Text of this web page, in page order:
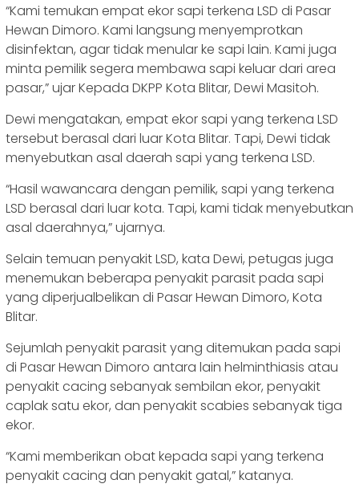
“Kami temukan empat ekor sapi terkena LSD di Pasar
Hewan Dimoro. Kami langsung menyemprotkan
disinfektan, agar tidak menular ke sapi lain. Kami juga
minta pemilik segera membawa sapi keluar dari area
pasar,” ujar Kepada DKPP Kota Blitar, Dewi Masitoh.
Dewi mengatakan, empat ekor sapi yang terkena LSD
tersebut berasal dari luar Kota Blitar. Tapi, Dewi tidak
menyebutkan asal daerah sapi yang terkena LSD.
“Hasil wawancara dengan pemilik, sapi yang terkena
LSD berasal dari luar kota. Tapi, kami tidak menyebutkan
asal daerahnya,” ujarnya.
Selain temuan penyakit LSD, kata Dewi, petugas juga
menemukan beberapa penyakit parasit pada sapi
yang diperjualbelikan di Pasar Hewan Dimoro, Kota
Blitar.
Sejumlah penyakit parasit yang ditemukan pada sapi
di Pasar Hewan Dimoro antara lain helminthiasis atau
penyakit cacing sebanyak sembilan ekor, penyakit
caplak satu ekor, dan penyakit scabies sebanyak tiga
ekor.
“Kami memberikan obat kepada sapi yang terkena
penyakit cacing dan penyakit gatal,” katanya.